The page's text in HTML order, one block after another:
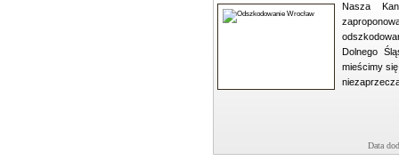
Nasza
Dolnego
mieścimy
Data